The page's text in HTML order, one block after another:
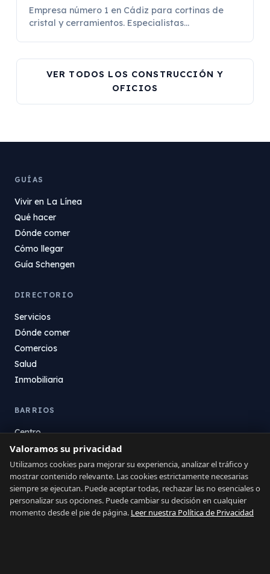
Empresa número 1 en Cádiz para cortinas de
cristal y cerramientos. Especialistas...
VER TODOS LOS CONSTRUCCIÓN Y
OFICIOS
GUÍAS
Vivir en La Línea
Qué hacer
Dónde comer
Cómo llegar
Guía Schengen
DIRECTORIO
Servicios
Dónde comer
Comercios
Salud
Inmobiliaria
BARRIOS
Centro
La Atunara
Poniente
El Zabal
Santa Margarita
La Alcaidesa
Valoramos su privacidad
Utilizamos cookies para mejorar su experiencia, analizar el tráfico y
mostrar contenido relevante. Las cookies estrictamente necesarias
siempre se ejecutan. Puede aceptar todas, rechazar las no esenciales o
personalizar sus opciones. Puede cambiar su decisión en cualquier
momento desde el pie de página. Leer nuestra Política de Privacidad